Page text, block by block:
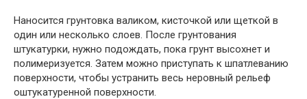
Наносится грунтовка валиком, кисточкой или щеткой в
один или несколько слоев. После грунтования
штукатурки, нужно подождать, пока грунт высохнет и
полимеризуется. Затем можно приступать к шпатлеванию
поверхности, чтобы устранить весь неровный рельеф
оштукатуренной поверхности.